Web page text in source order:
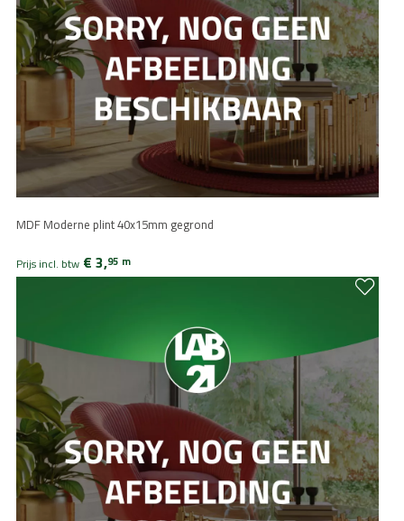
MDF Moderne plint 40x15mm gegrond
Prijs incl. btw € 3,95 m